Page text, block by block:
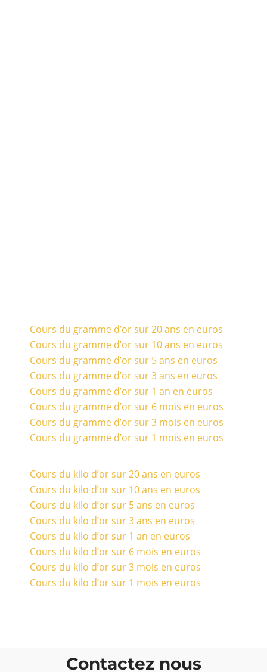
Cours du gramme d’or sur 20 ans en euros
Cours du gramme d’or sur 10 ans en euros
Cours du gramme d’or sur 5 ans en euros
Cours du gramme d’or sur 3 ans en euros
Cours du gramme d’or sur 1 an en euros
Cours du gramme d’or sur 6 mois en euros
Cours du gramme d’or sur 3 mois en euros
Cours du gramme d’or sur 1 mois en euros
Cours du kilo d’or sur 20 ans en euros
Cours du kilo d’or sur 10 ans en euros
Cours du kilo d’or sur 5 ans en euros
Cours du kilo d’or sur 3 ans en euros
Cours du kilo d’or sur 1 an en euros
Cours du kilo d’or sur 6 mois en euros
Cours du kilo d’or sur 3 mois en euros
Cours du kilo d’or sur 1 mois en euros
Contactez nous